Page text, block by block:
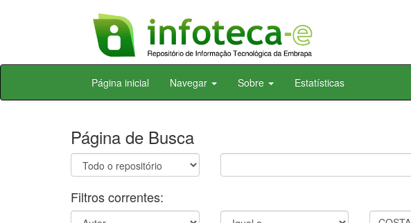
Skip
Página inicial Navegar Sobre Estatísticas
Página de Busca
Filtros correntes: